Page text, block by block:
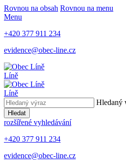
Rovnou na obsah Rovnou na menu
Menu
+420 377 911 234
evidence@obec-line.cz
Líně
Líně
Hledaný
Hledat
rozšířené vyhledávání
+420 377 911 234
evidence@obec-line.cz